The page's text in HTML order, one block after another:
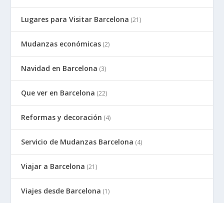
Lugares para Visitar Barcelona (21)
Mudanzas económicas (2)
Navidad en Barcelona (3)
Que ver en Barcelona (22)
Reformas y decoración (4)
Servicio de Mudanzas Barcelona (4)
Viajar a Barcelona (21)
Viajes desde Barcelona (1)